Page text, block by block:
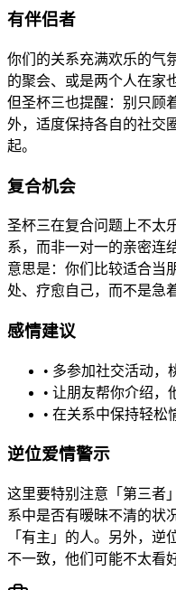
有伴侣者
你们的关系充满欢乐的气
的聚会、或是两个人在家
但圣杯三也提醒：别只顾
外，适度保持各自的社交
起。
复合机会
圣杯三在复合问题上不太
系，而非一对一的亲密连
意思是：你们比较适合当
处、疗愈自己，而不是急
感情建议
• 多参加社交活动，
• 让朋友帮你介绍，
• 在关系中保持轻松
逆位爱情警示
这里要特别注意「第三者
系中是否有暧昧不清的状
「有主」的人。另外，
不一致，他们可能不太看